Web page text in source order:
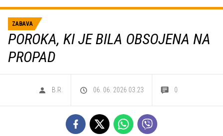
ZABAVA
POROKA, KI JE BILA OBSOJENA NA
PROPAD
B.R. 06. 06. 2026 03.23 0